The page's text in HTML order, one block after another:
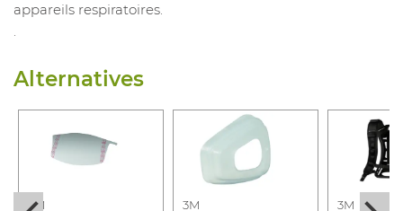
appareils respiratoires.
.
Alternatives
3M 3M 3M